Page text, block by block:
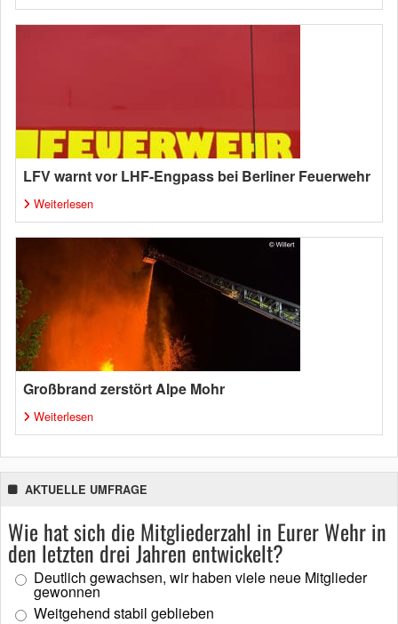
LFV warnt vor LHF-Engpass bei Berliner Feuerwehr
Weiterlesen
Großbrand zerstört Alpe Mohr
Weiterlesen
AKTUELLE UMFRAGE
Wie hat sich die Mitgliederzahl in Eurer Wehr in
den letzten drei Jahren entwickelt?
Deutlich gewachsen, wir haben viele neue Mitglieder
gewonnen
Weitgehend stabil geblieben